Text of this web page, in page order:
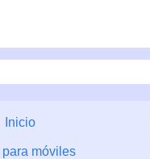
Inicio
móviles